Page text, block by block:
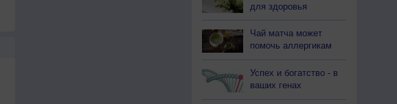
для здоровья
Чай матча может
помочь аллергикам
Успех и богатство - в
ваших генах